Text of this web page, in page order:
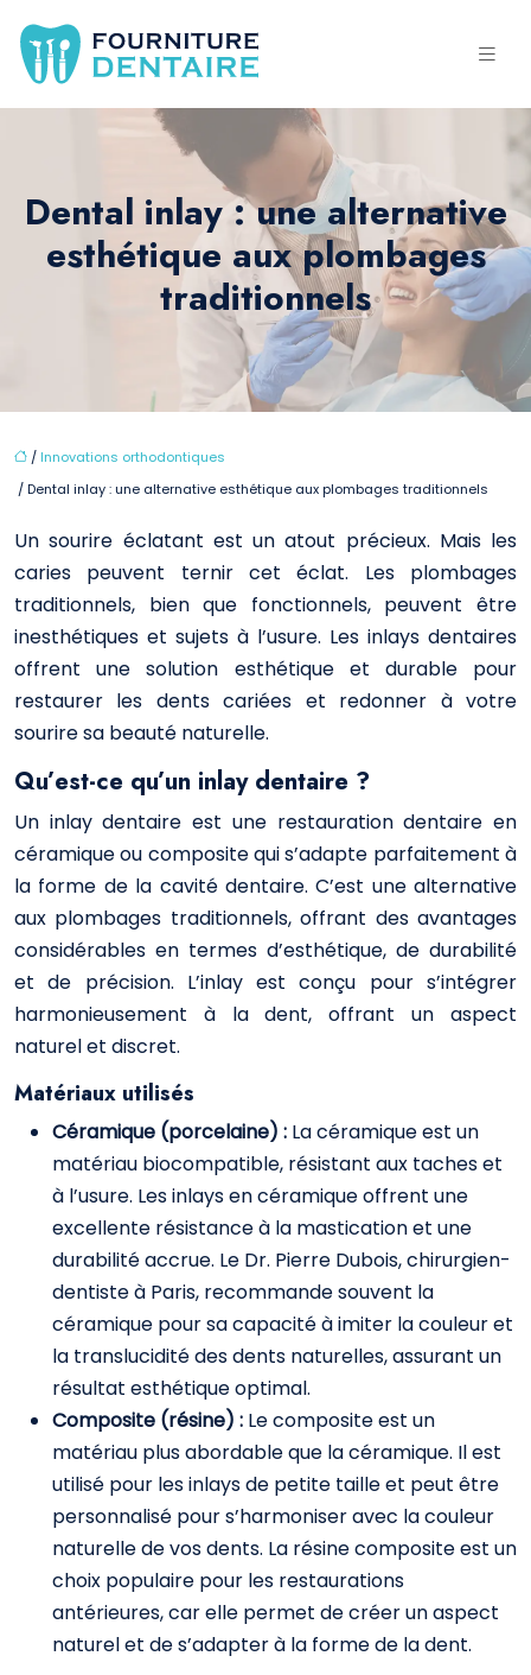
Dental inlay : une alternative
esthétique aux plombages
traditionnels
/ Innovations orthodontiques
/ Dental inlay : une alternative esthétique aux plombages traditionnels
Un sourire éclatant est un atout précieux. Mais les
caries peuvent ternir cet éclat. Les plombages
traditionnels, bien que fonctionnels, peuvent être
inesthétiques et sujets à l’usure. Les inlays dentaires
offrent une solution esthétique et durable pour
restaurer les dents cariées et redonner à votre
sourire sa beauté naturelle.
Qu’est-ce qu’un inlay dentaire ?
Un inlay dentaire est une restauration dentaire en
céramique ou composite qui s’adapte parfaitement à
la forme de la cavité dentaire. C’est une alternative
aux plombages traditionnels, offrant des avantages
considérables en termes d’esthétique, de durabilité
et de précision. L’inlay est conçu pour s’intégrer
harmonieusement à la dent, offrant un aspect
naturel et discret.
Matériaux utilisés
Céramique (porcelaine) : La céramique est un
matériau biocompatible, résistant aux taches et
à l’usure. Les inlays en céramique offrent une
excellente résistance à la mastication et une
durabilité accrue. Le Dr. Pierre Dubois, chirurgien-
dentiste à Paris, recommande souvent la
céramique pour sa capacité à imiter la couleur et
la translucidité des dents naturelles, assurant un
résultat esthétique optimal.
Composite (résine) : Le composite est un
matériau plus abordable que la céramique. Il est
utilisé pour les inlays de petite taille et peut être
personnalisé pour s’harmoniser avec la couleur
naturelle de vos dents. La résine composite est un
choix populaire pour les restaurations
antérieures, car elle permet de créer un aspect
naturel et de s’adapter à la forme de la dent.